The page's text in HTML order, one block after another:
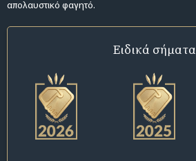
απολαυστικό φαγητό.
Ειδικά σήματα